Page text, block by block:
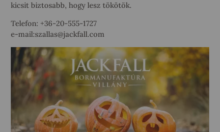
kicsit biztosabb, hogy lesz tökötök.
Telefon: +36-20-555-1727
e-mail:szallas@jackfall.com